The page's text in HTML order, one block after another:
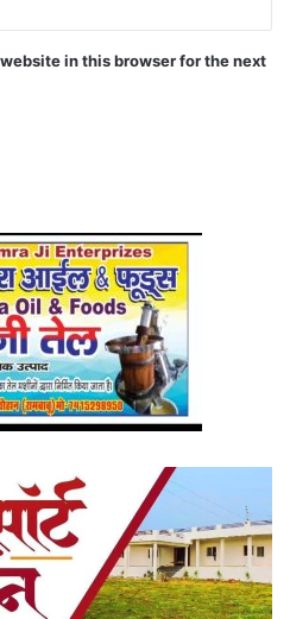
in this browser for the next